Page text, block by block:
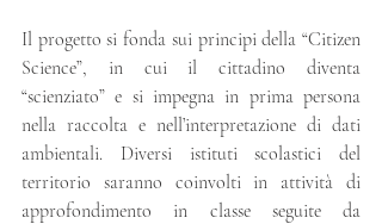
Il progetto si fonda sui principi della “Citizen
Science”, in cui il cittadino diventa
“scienziato” e si impegna in prima persona
nella raccolta e nell’interpretazione di dati
ambientali. Diversi istituti scolastici del
territorio saranno coinvolti in attività di
approfondimento in classe seguite da